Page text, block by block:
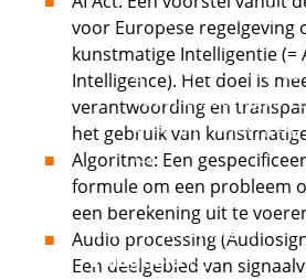
Zorg en welzijn
Assisterende
gezondheidszorg
Sport en bewegen
Uiterlijke verzorging
Externe link
Zakelijke
dienstverlening en
veiligheid
Externe link
voor Europese regelgeving
kunstmatige Intelligentie (=
Intelligence). Het doel is
verantwoording en
het gebruik van
Algoritme: Een
formule om een probleem
een berekening uit te
Audio processing
Een deelgebied van